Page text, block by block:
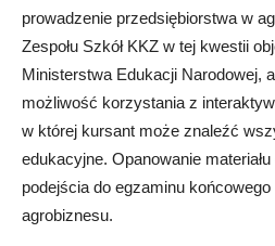
prowadzenie przedsiębiorstwa w
Zespołu Szkół KKZ w tej kwestii
Ministerstwa Edukacji Narodowej,
możliwość korzystania z
w której kursant może znaleźć
edukacyjne. Opanowanie
podejścia do egzaminu końcowego
agrobiznesu.